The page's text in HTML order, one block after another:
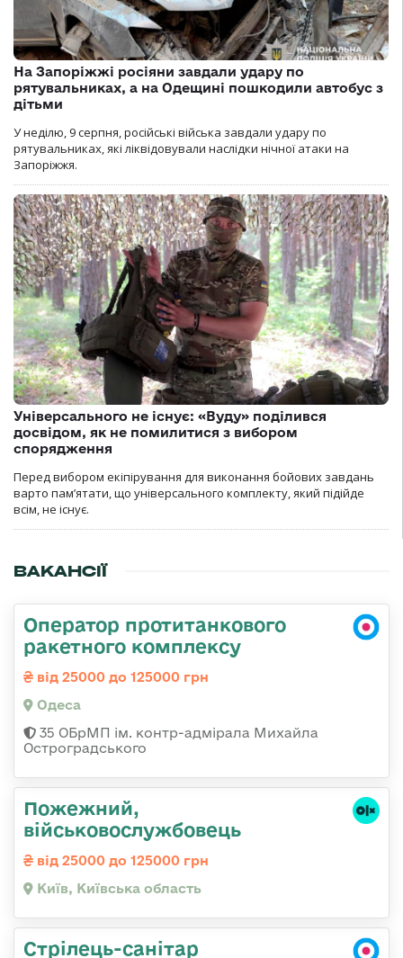
На Запоріжжі росіяни завдали удару по
рятувальниках, а на Одещині пошкодили автобус з
дітьми
У неділю, 9 серпня, російські війська завдали удару по
рятувальниках, які ліквідовували наслідки нічної атаки на
Запоріжжя.
Універсального не існує: «Вуду» поділився
досвідом, як не помилитися з вибором
спорядження
Перед вибором екіпірування для виконання бойових завдань
варто пам’ятати, що універсального комплекту, який підійде
всім, не існує.
ВАКАНСІЇ
Оператор протитанкового
ракетного комплексу
від 25000 до 125000 грн
Одеса
35 ОБрМП ім. контр-адмірала Михайла
Остроградського
Пожежний,
військовослужбовець
від 25000 до 125000 грн
Київ, Київська область
Стрілець-санітар